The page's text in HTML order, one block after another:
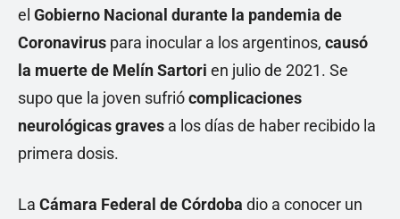
el Gobierno Nacional durante la pandemia de
Coronavirus para inocular a los argentinos, causó
la muerte de Melín Sartori en julio de 2021. Se
supo que la joven sufriócomplicaciones
neurológicas graves a los días de haber recibido la
primera dosis.
La Cámara Federal de Córdoba dio a conocer un